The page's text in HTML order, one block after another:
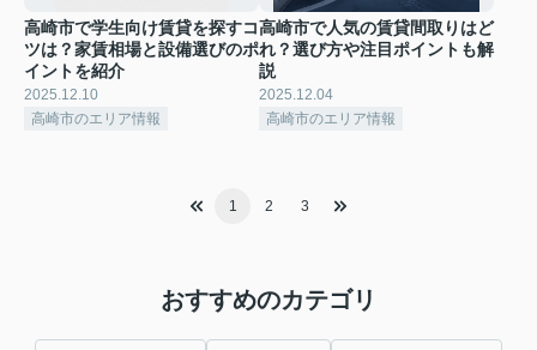
高崎市で学生向け賃貸を探すコ
ツは？家賃相場と設備選びのポ
イントを紹介
2025.12.10
高崎市のエリア情報
高崎市で人気の賃貸間取りはど
れ？選び方や注目ポイントも解
説
2025.12.04
高崎市のエリア情報
1 2 3
おすすめのカテゴリ